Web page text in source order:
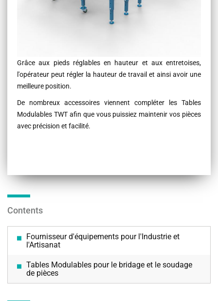
Grâce aux pieds réglables en hauteur et aux entretoises,
l'opérateur peut régler la hauteur de travail et ainsi avoir une
meilleure position.
De nombreux accessoires viennent compléter les Tables
Modulables TWT afin que vous puissiez maintenir vos pièces
avec précision et facilité.
Contents
Fournisseur d'équipements pour l'Industrie et
l'Artisanat
Tables Modulables pour le bridage et le soudage
de pièces